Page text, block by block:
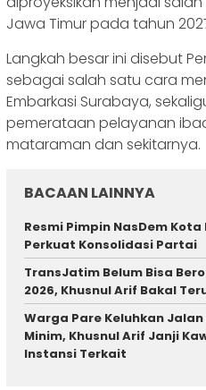
Jawa Timur pada tahun
Langkah besar ini disebut
sebagai salah satu cara
Embarkasi Surabaya,
pemerataan pelayanan
mataraman dan sekitarnya.
BACAAN LAINNYA
Resmi Pimpin NasDem
Perkuat Konsolidasi Partai
TransJatim Belum Bisa
2026, Khusnul Arif Bakal
Warga Pare Keluhkan
Minim, Khusnul Arif Janji
Instansi Terkait